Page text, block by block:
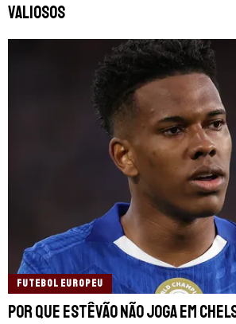
valiosos
FUTEBOL EUROPEU
Por que Estêvão não joga em